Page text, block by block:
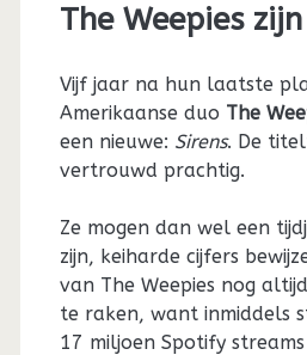
The Weepies
Vijf jaar na hun laatste
Amerikaanse duo The
een nieuwe: Sirens. De
vertrouwd prachtig.
Ze mogen dan wel een
zijn, keiharde cijfers
van The Weepies nog
te raken, want inmiddels
17 miljoen Spotify